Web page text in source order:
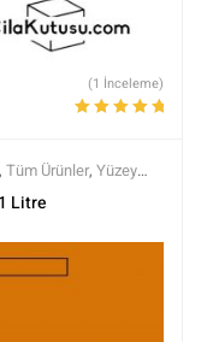
(1 İnceleme)
, Tüm Ürünler, Yüzey
, Yüzey Temizleyiciler
Litre